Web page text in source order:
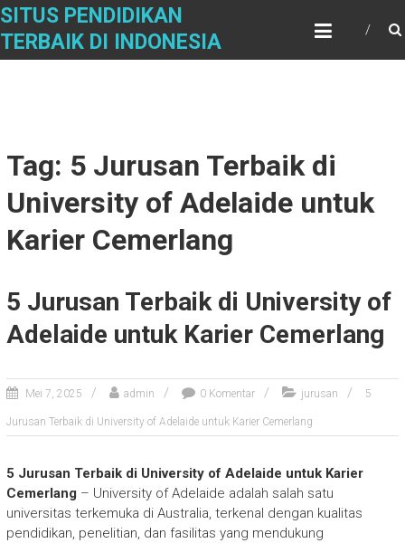
Skip
content
SITUS PENDIDIKAN
TERBAIK DI INDONESIA
Tag: 5 Jurusan Terbaik di
University of Adelaide untuk
Karier Cemerlang
5 Jurusan Terbaik di University of
Adelaide untuk Karier Cemerlang
Mei 7, 2025 admin 0 Komentar jurusan 5
Jurusan Terbaik di University of Adelaide untuk Karier Cemerlang
5 Jurusan Terbaik di University of Adelaide untuk Karier
Cemerlang – University of Adelaide adalah salah satu
universitas terkemuka di Australia, terkenal dengan kualitas
pendidikan, penelitian, dan fasilitas yang mendukung